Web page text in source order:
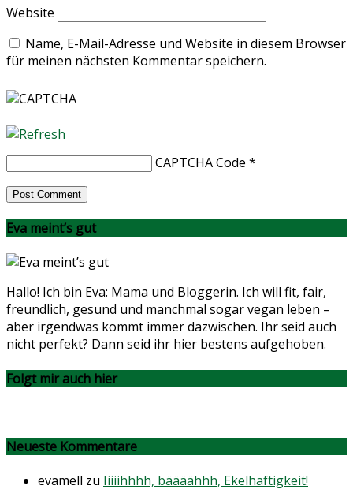
Website
Name, E-Mail-Adresse und Website in diesem Browser
für meinen nächsten Kommentar speichern.
CAPTCHA Code *
Eva meint’s gut
Hallo! Ich bin Eva: Mama und Bloggerin. Ich will fit, fair,
freundlich, gesund und manchmal sogar vegan leben –
aber irgendwas kommt immer dazwischen. Ihr seid auch
nicht perfekt? Dann seid ihr hier bestens aufgehoben.
Folgt mir auch hier
Neueste Kommentare
evamell zu Iiiiihhhh, bäääähhh, Ekelhaftigkeit!